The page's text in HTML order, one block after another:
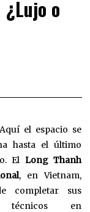
o
el espacio se
hasta el último
El Long Thanh
, en Vietnam,
completar sus
técnicos en